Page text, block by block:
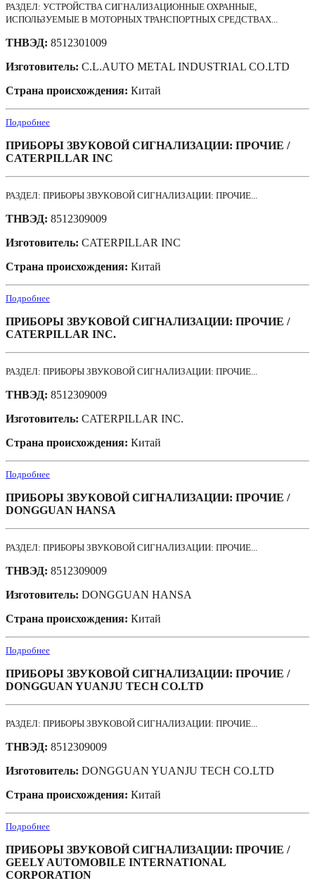
РАЗДЕЛ: УСТРОЙСТВА СИГНАЛИЗАЦИОННЫЕ ОХРАННЫЕ,
ИСПОЛЬЗУЕМЫЕ В МОТОРНЫХ ТРАНСПОРТНЫХ СРЕДСТВАХ...
ТНВЭД: 8512301009
Изготовитель: C.L.AUTO METAL INDUSTRIAL CO.LTD
Страна происхождения: Китай
Подробнее
ПРИБОРЫ ЗВУКОВОЙ СИГНАЛИЗАЦИИ: ПРОЧИЕ /
CATERPILLAR INC
РАЗДЕЛ: ПРИБОРЫ ЗВУКОВОЙ СИГНАЛИЗАЦИИ: ПРОЧИЕ...
ТНВЭД: 8512309009
Изготовитель: CATERPILLAR INC
Страна происхождения: Китай
Подробнее
ПРИБОРЫ ЗВУКОВОЙ СИГНАЛИЗАЦИИ: ПРОЧИЕ /
CATERPILLAR INC.
РАЗДЕЛ: ПРИБОРЫ ЗВУКОВОЙ СИГНАЛИЗАЦИИ: ПРОЧИЕ...
ТНВЭД: 8512309009
Изготовитель: CATERPILLAR INC.
Страна происхождения: Китай
Подробнее
ПРИБОРЫ ЗВУКОВОЙ СИГНАЛИЗАЦИИ: ПРОЧИЕ /
DONGGUAN HANSA
РАЗДЕЛ: ПРИБОРЫ ЗВУКОВОЙ СИГНАЛИЗАЦИИ: ПРОЧИЕ...
ТНВЭД: 8512309009
Изготовитель: DONGGUAN HANSA
Страна происхождения: Китай
Подробнее
ПРИБОРЫ ЗВУКОВОЙ СИГНАЛИЗАЦИИ: ПРОЧИЕ /
DONGGUAN YUANJU TECH CO.LTD
РАЗДЕЛ: ПРИБОРЫ ЗВУКОВОЙ СИГНАЛИЗАЦИИ: ПРОЧИЕ...
ТНВЭД: 8512309009
Изготовитель: DONGGUAN YUANJU TECH CO.LTD
Страна происхождения: Китай
Подробнее
ПРИБОРЫ ЗВУКОВОЙ СИГНАЛИЗАЦИИ: ПРОЧИЕ /
GEELY AUTOMOBILE INTERNATIONAL
CORPORATION